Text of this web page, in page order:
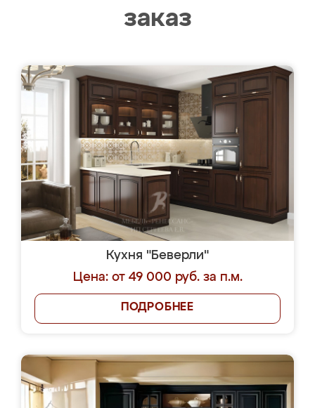
заказ
Кухня "Беверли"
Цена: от 49 000 руб. за п.м.
ПОДРОБНЕЕ